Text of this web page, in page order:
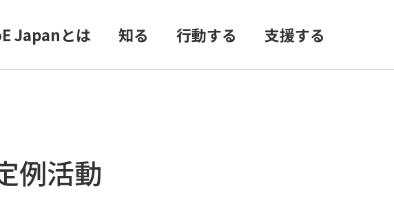
Japanとは 知る 行動する 支援する
例活動